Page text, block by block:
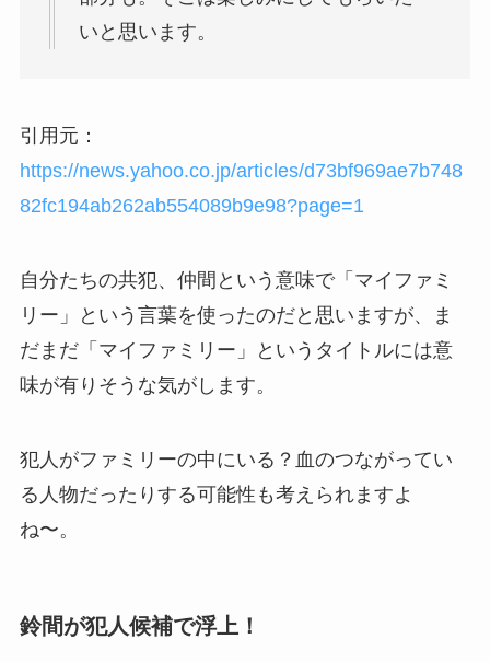
いと思います。
引用元：
https://news.yahoo.co.jp/articles/d73bf969ae7b748
82fc194ab262ab554089b9e98?page=1
自分たちの共犯、仲間という意味で「マイファミ
リー」という言葉を使ったのだと思いますが、ま
だまだ「マイファミリー」というタイトルには意
味が有りそうな気がします。
犯人がファミリーの中にいる？血のつながってい
る人物だったりする可能性も考えられますよ
ね〜。
鈴間が犯人候補で浮上！